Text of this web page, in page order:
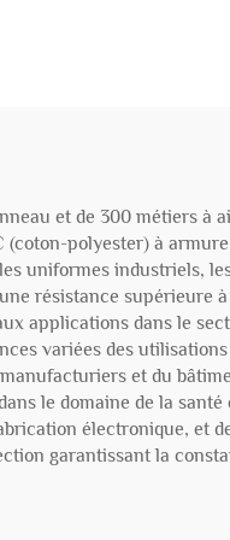
et de 300 métiers à
polyester) à
uniformes industriels,
résistance supérieure
applications dans le
variées des
et du
le domaine de la santé
électronique, et
garantissant la